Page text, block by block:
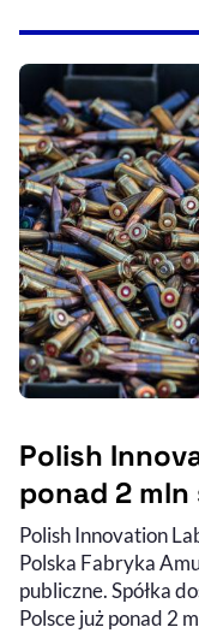
Deklaracja
Polish
ponad 2
Polish Innovation
Polska Fabryka
publiczne. Spółka
Polsce już ponad 2